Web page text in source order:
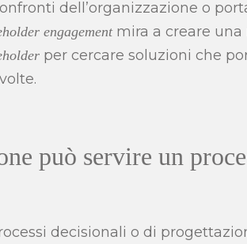
dell’organizzazione o
engagementmira a creare una
per cercare soluzioni che
può servire un
decisionali o di